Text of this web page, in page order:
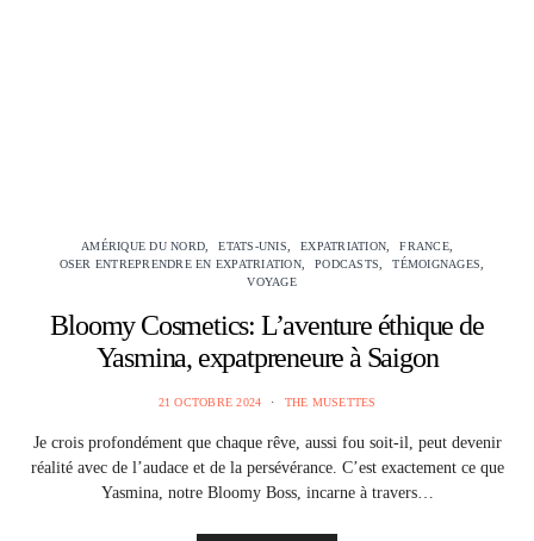
AMÉRIQUE DU NORD ETATS-UNIS EXPATRIATION
FRANCE
OSER ENTREPRENDRE EN EXPATRIATION
PODCASTS
TÉMOIGNAGES
VOYAGE
Bloomy Cosmetics: L’aventure éthique de
Yasmina, expatpreneure à Saigon
21 OCTOBRE 2024 THE MUSETTES
Je crois profondément que chaque rêve, aussi fou soit-il, peut devenir
réalité avec de l’audace et de la persévérance. C’est exactement ce que
Yasmina, notre Bloomy Boss, incarne à travers…